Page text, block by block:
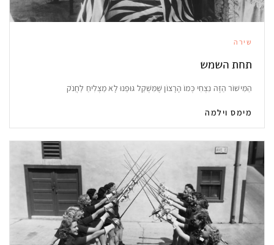
שירה
תחת השמש
הַמִּישׁוֹר הַזֶּה נִצְחִי כְּמוֹ הָרָצוֹן שֶׁמִּשְׁקַל גּוּפֵנוּ לָא מַצְלִיחַ לַחֲנֹק
מימס וילמה